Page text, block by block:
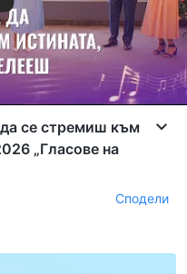
да се стремиш към
„Гласове на
Сподели